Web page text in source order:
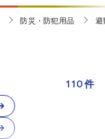
防災・防犯用品 避
110件